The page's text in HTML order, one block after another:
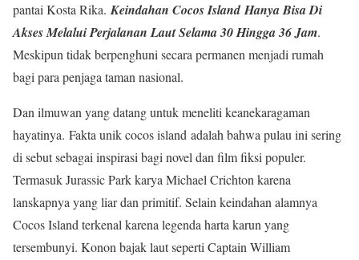
pantai Kosta Rika. Keindahan Cocos Island Hanya Bisa Di
Akses Melalui Perjalanan Laut Selama 30 Hingga 36 Jam.
Meskipun tidak berpenghuni secara permanen menjadi rumah
bagi para penjaga taman nasional.
Dan ilmuwan yang datang untuk meneliti keanekaragaman
hayatinya. Fakta unik cocos island adalah bahwa pulau ini sering
di sebut sebagai inspirasi bagi novel dan film fiksi populer.
Termasuk Jurassic Park karya Michael Crichton karena
lanskapnya yang liar dan primitif. Selain keindahan alamnya
Cocos Island terkenal karena legenda harta karun yang
tersembunyi. Konon bajak laut seperti Captain William